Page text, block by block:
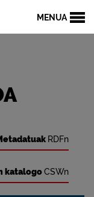
MENUA
RDFn
katalogoCSWn